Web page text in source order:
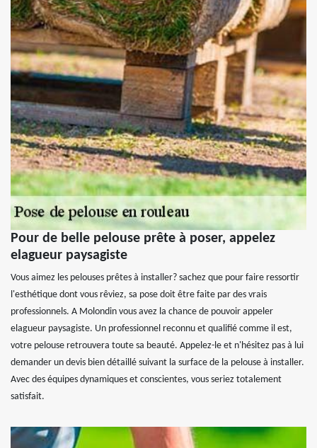
Pour de belle pelouse prête à poser, appelez
elagueur paysagiste
Vous aimez les pelouses prêtes à installer? sachez que pour faire ressortir
l'esthétique dont vous rêviez, sa pose doit être faite par des vrais
professionnels. A Molondin vous avez la chance de pouvoir appeler
elagueur paysagiste. Un professionnel reconnu et qualifié comme il est,
votre pelouse retrouvera toute sa beauté. Appelez-le et n'hésitez pas à lui
demander un devis bien détaillé suivant la surface de la pelouse à installer.
Avec des équipes dynamiques et conscientes, vous seriez totalement
satisfait.